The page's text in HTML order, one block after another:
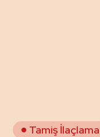
Tamiş İlaçlama